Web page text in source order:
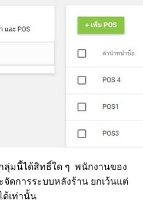
มนี้ได้สิทธิ์ใด ๆ พนักงานของ
ดการระบบหลังร้าน ยกเว้นแต่
ด้เท่านั้น